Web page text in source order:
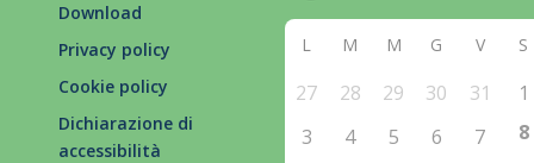
Download
Privacy policy
Cookie policy
Dichiarazione di
accessibilità
L M M G V S
27 28 29 30 31
1
3
4 5 6 7
8